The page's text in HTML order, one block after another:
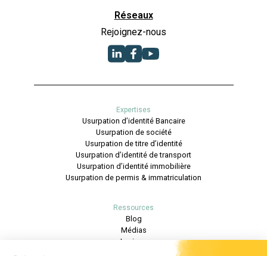
Réseaux
Rejoignez-nous
Expertises
Usurpation d’identité Bancaire
Usurpation de société
Usurpation de titre d’identité
Usurpation d’identité de transport
Usurpation d’identité immobilière
Usurpation de permis & immatriculation
Ressources
Blog
Médias
Lexique